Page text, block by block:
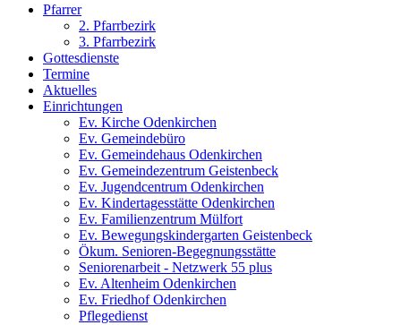
Pfarrer
2. Pfarrbezirk
3. Pfarrbezirk
Gottesdienste
Termine
Aktuelles
Einrichtungen
Ev. Kirche Odenkirchen
Ev. Gemeindebüro
Ev. Gemeindehaus Odenkirchen
Ev. Gemeindezentrum Geistenbeck
Ev. Jugendcentrum Odenkirchen
Ev. Kindertagesstätte Odenkirchen
Ev. Familienzentrum Mülfort
Ev. Bewegungskindergarten Geistenbeck
Ökum. Senioren-Begegnungsstätte
Seniorenarbeit - Netzwerk 55 plus
Ev. Altenheim Odenkirchen
Ev. Friedhof Odenkirchen
Pflegedienst